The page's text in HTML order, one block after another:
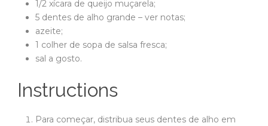
1/2 xícara de queijo muçarela;
5 dentes de alho grande – ver notas;
azeite;
1 colher de sopa de salsa fresca;
sal a gosto.
Instructions
Para começar, distribua seus dentes de alho em